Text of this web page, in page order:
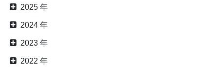
2025 年
2024 年
2023 年
2022 年